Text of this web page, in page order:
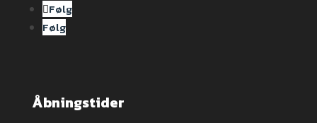
Følg
Følg
Åbningstider